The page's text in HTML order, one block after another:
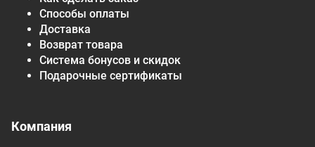
Способы оплаты
Доставка
Возврат товара
Система бонусов и скидок
Подарочные сертификаты
Компания